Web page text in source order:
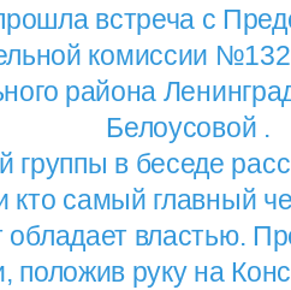
встреча с
комиссии
района
Белоусовой .
группы в беседе
самый главный
обладает властью.
положив руку на